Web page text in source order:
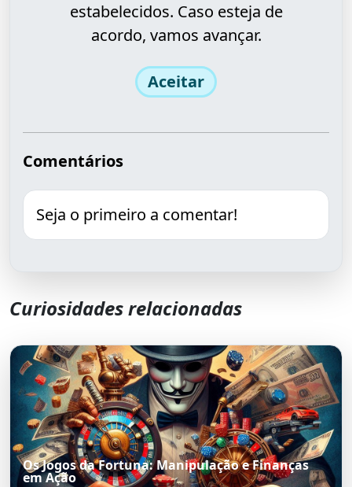
estabelecidos. Caso esteja de
acordo, vamos avançar.
Aceitar
Comentários
Seja o primeiro a comentar!
Curiosidades relacionadas
Os Jogos da Fortuna: Manipulação e Finanças
em Ação